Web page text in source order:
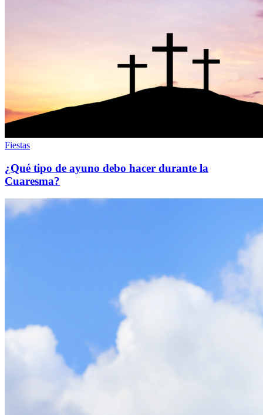
Fiestas
¿Qué tipo de ayuno debo hacer durante la
Cuaresma?